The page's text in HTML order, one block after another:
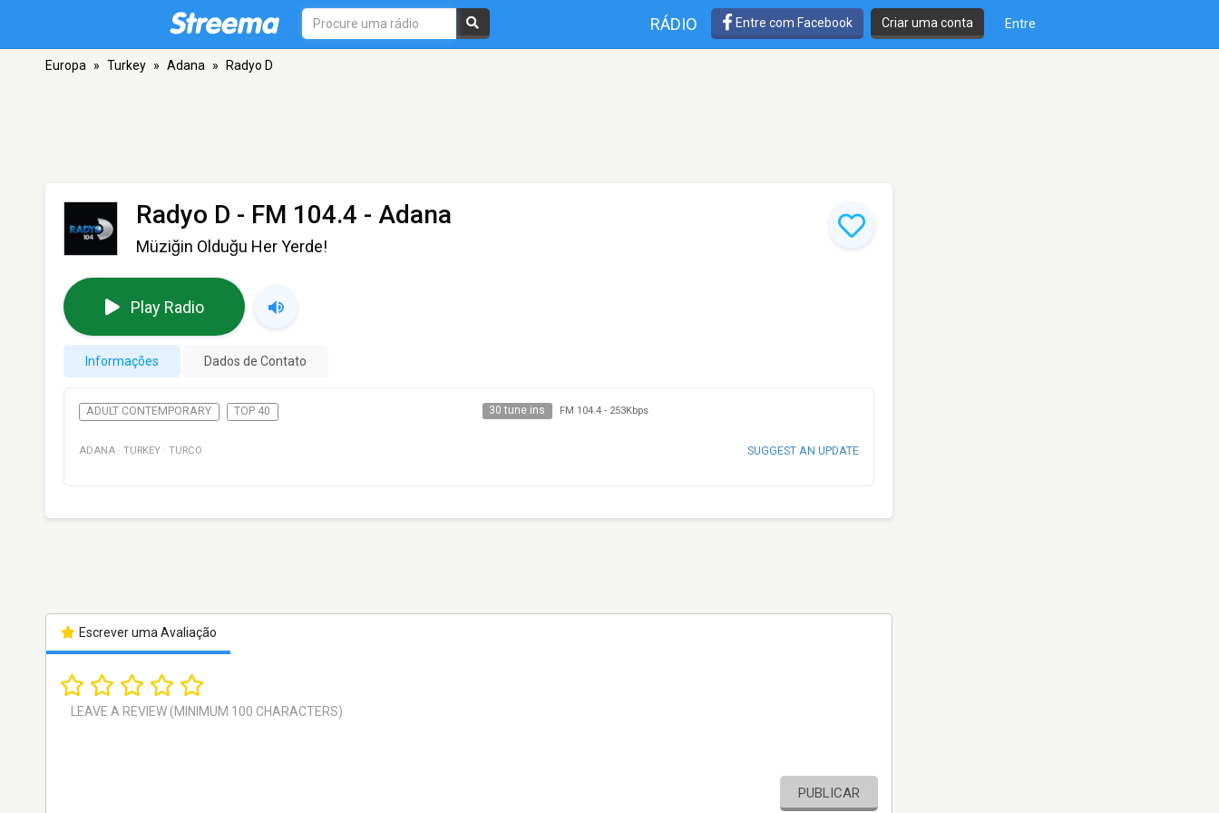
RÁDIO Entre com Facebook Criar uma conta Entre
Europa » Turkey » Adana » Radyo D
Radyo D - FM 104.4 - Adana
Müziğin Olduğu Her Yerde!
Play Radio
Informações Dados de Contato
ADULT CONTEMPORARY TOP 40 30 tune ins FM 104.4- 253Kbps
ADANA · TURKEY · TURCO SUGGEST AN UPDATE
Escrever uma Avaliação
PUBLICAR